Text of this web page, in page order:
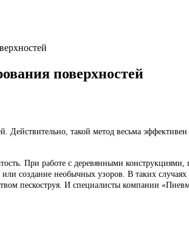
поверхностей
Действительно, такой метод весьма
При работе с деревянными конструкциями,
создание необычных узоров. В таких
пескоструя. И специалисты компании